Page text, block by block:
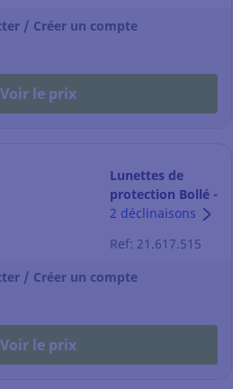
/ Créer un compte
Voir le prix
Lunettes de
protection Bollé -
Rush+ 2.0 XP
incolore - taille
M/L
2 déclinaisons
Ref: 21.617.515
/ Créer un compte
Voir le prix